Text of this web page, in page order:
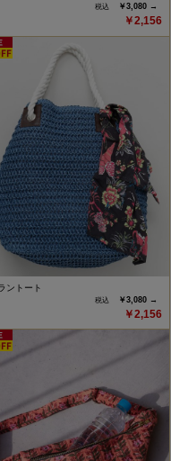
￥3,080 →
￥2,156
ントート
￥3,080 →
￥2,156